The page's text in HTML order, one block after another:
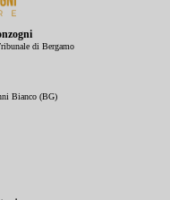
di Bergamo
Bianco (BG)